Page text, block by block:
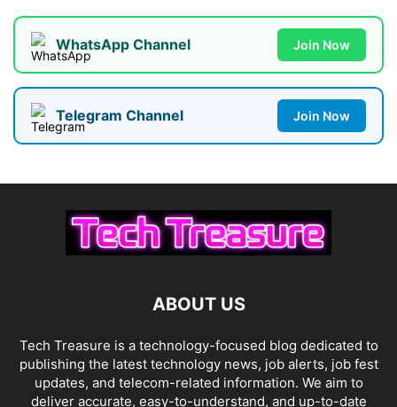
WhatsApp Channel Join Now
Telegram Channel Join Now
ABOUT US
Tech Treasure is a technology-focused blog dedicated to
publishing the latest technology news, job alerts, job fest
updates, and telecom-related information. We aim to
deliver accurate, easy-to-understand, and up-to-date